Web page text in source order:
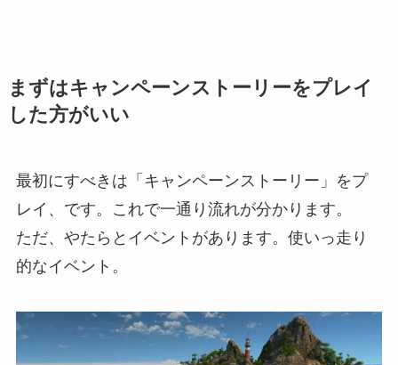
まずはキャンペーンストーリーをプレイ
した方がいい
最初にすべきは「キャンペーンストーリー」をプ
レイ、です。これで一通り流れが分かります。
ただ、やたらとイベントがあります。使いっ走り
的なイベント。